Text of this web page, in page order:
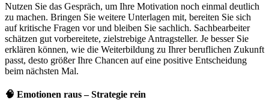
Nutzen Sie das Gespräch, um Ihre Motivation noch einmal deutlich
zu machen. Bringen Sie weitere Unterlagen mit, bereiten Sie sich
auf kritische Fragen vor und bleiben Sie sachlich. Sachbearbeiter
schätzen gut vorbereitete, zielstrebige Antragsteller. Je besser Sie
erklären können, wie die Weiterbildung zu Ihrer beruflichen Zukunft
passt, desto größer Ihre Chancen auf eine positive Entscheidung
beim nächsten Mal.
🧠 Emotionen raus – Strategie rein